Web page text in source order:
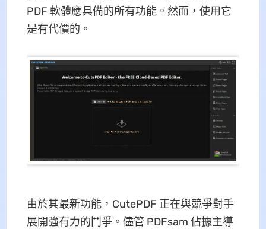
PDF 軟體應具備的所有功能。然而，使用它
是有代價的。
由於其最新功能，CutePDF 正在與競爭對手
展開強有力的鬥爭。儘管 PDFsam 佔據主導